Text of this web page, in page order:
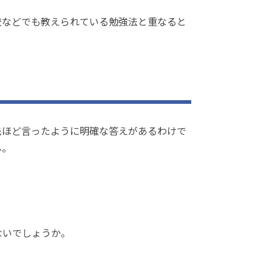
どでも教えられている勉強法と重なると
ど言ったように明確な答えがあるわけで
でしょうか。